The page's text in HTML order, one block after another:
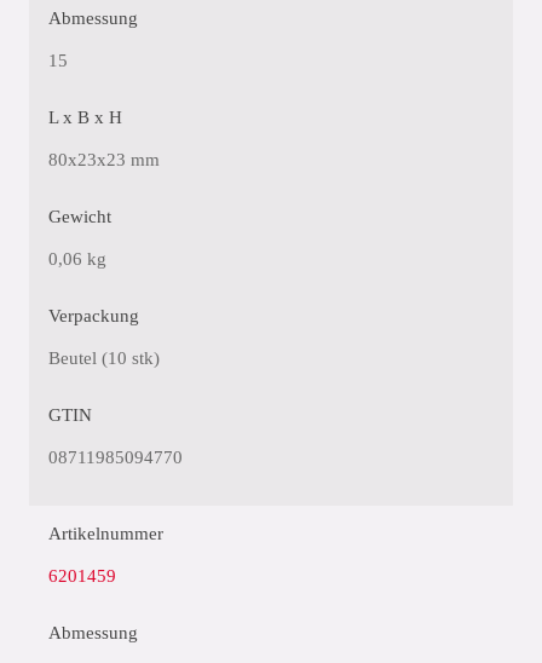
Abmessung
15
L x B x H
80x23x23 mm
Gewicht
0,06 kg
Verpackung
Beutel (10 stk)
GTIN
08711985094770
Artikelnummer
6201459
Abmessung